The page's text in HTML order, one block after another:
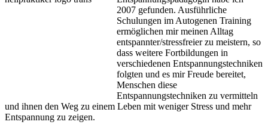
2007 gefunden. Ausführliche
Schulungen im Autogenen Training
ermöglichen mir meinen Alltag
entspannter/stressfreier zu meistern, so
dass weitere Fortbildungen in
verschiedenen Entspannungstechniken
folgten und es mir Freude bereitet,
Menschen diese
Entspannungstechniken zu vermitteln
und ihnen den Weg zu einem Leben mit weniger Stress und mehr
Entspannung zu zeigen.